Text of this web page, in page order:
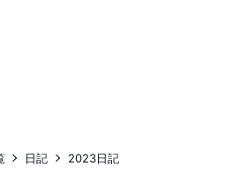
日記 2023日記